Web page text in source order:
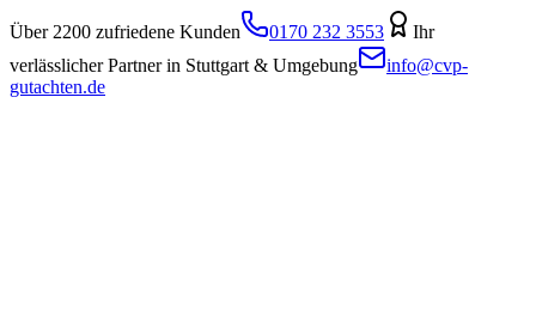
Über 2200 zufriedene Kunden 0170 232 3553
Ihr
verlässlicher Partner in Stuttgart & Umgebung
info@cvp-
gutachten.de